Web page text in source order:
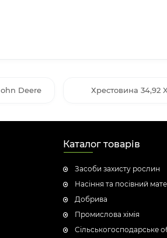
Deere Хрестовина 34,92
Каталог товарів
Засоби захисту рослин
Насіння та посівний
Добрива
Промислова хімія
Сільськогосподарське